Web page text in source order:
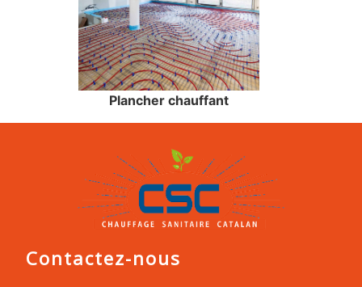
Plancher chauffant
Contactez-nous